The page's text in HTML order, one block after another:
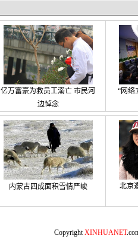
亿万富豪为救员工溺亡 市民河
边悼念
“网络
内蒙古四成面积雪情严峻 北京
CopyrightXINHUANET